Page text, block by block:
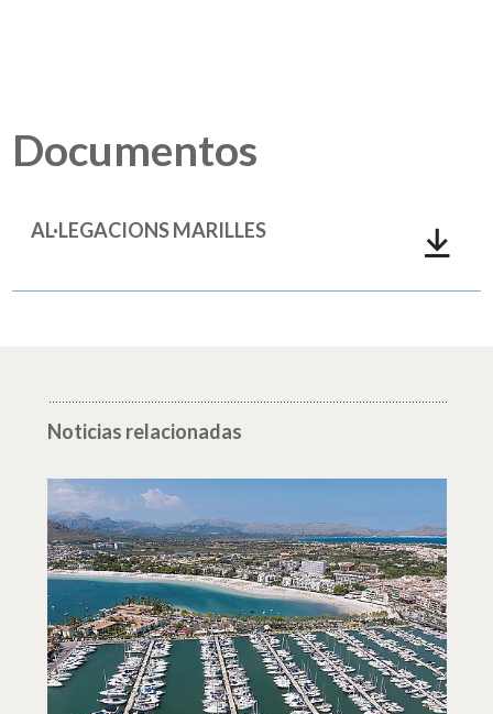
Documentos
AL·LEGACIONS MARILLES
Noticias relacionadas